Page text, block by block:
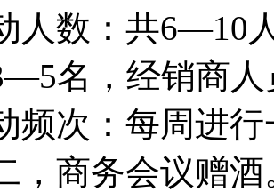
数：共6—10人
名，经销商人
次：每周进行
商务会议赠酒